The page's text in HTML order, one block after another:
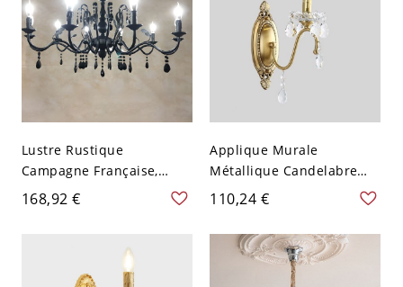
Lustre Rustique
Campagne Française,
Suspension en Fer Forgé
avec Gouttes de Cristal -
168,92 €
Applique Murale
Métallique Candelabre
avec Cristal Clair, Alliage
Câblé Direct, Compatible
LED/Incandescent/Fluores
cent pour Usage
Résidentiel, 1, 110V-120V,
110,24 €